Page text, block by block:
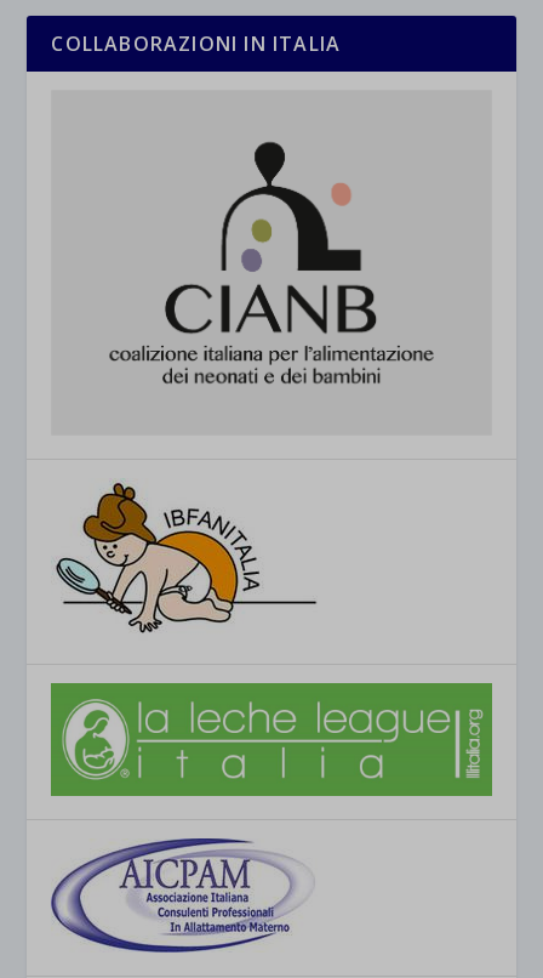
COLLABORAZIONI IN ITALIA